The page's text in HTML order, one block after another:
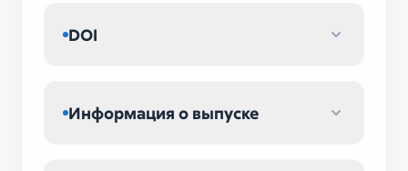
DOI
Информация о выпуске